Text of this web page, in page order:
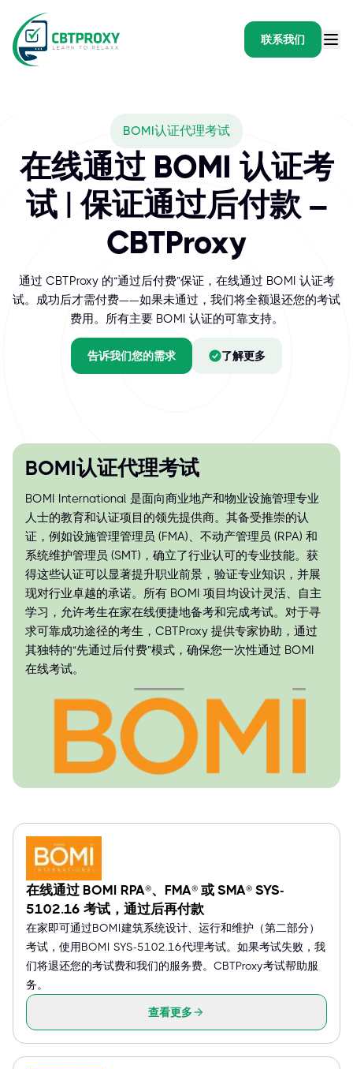
联系我们
BOMI International 是面向商业地产和物业设施管理专业人士的教
BOMI认证代理考试
在线通过 BOMI 认证考
试 | 保证通过后付款 –
CBTProxy
通过 CBTProxy 的“通过后付费”保证，在线通过 BOMI 认证考
试。成功后才需付费——如果未通过，我们将全额退还您的考试
费用。所有主要 BOMI 认证的可靠支持。
告诉我们您的需求 了解更多
BOMI认证代理考试
BOMI International 是面向商业地产和物业设施管理专业
人士的教育和认证项目的领先提供商。其备受推崇的认
证，例如设施管理管理员 (FMA)、不动产管理员 (RPA) 和
系统维护管理员 (SMT)，确立了行业认可的专业技能。获
得这些认证可以显著提升职业前景，验证专业知识，并展
现对行业卓越的承诺。所有 BOMI 项目均设计灵活、自主
学习，允许考生在家在线便捷地备考和完成考试。对于寻
求可靠成功途径的考生，CBTProxy 提供专家协助，通过
其独特的“先通过后付费”模式，确保您一次性通过 BOMI
在线考试。
在线通过 BOMI RPA®、FMA® 或 SMA® SYS-
5102.16 考试，通过后再付款
在家即可通过BOMI建筑系统设计、运行和维护（第二部分）
考试，使用BOMI SYS-5102.16代理考试。如果考试失败，我
们将退还您的考试费和我们的服务费。CBTProxy考试帮助服
务。
查看更多